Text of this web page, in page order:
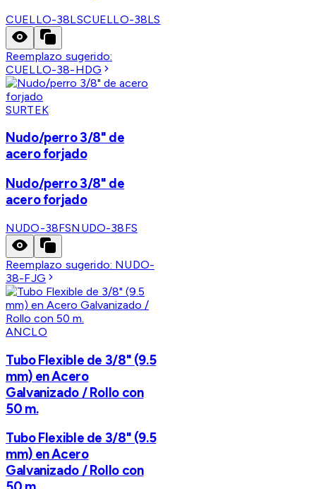
CUELLO-38LSCUELLO-38LS
Reemplazo sugerido:
CUELLO-38-HDG
SURTEK
Nudo/perro 3/8" de
acero forjado
Nudo/perro 3/8" de
acero forjado
NUDO-38FSNUDO-38FS
Reemplazo sugerido: NUDO-
38-FJG
ANCLO
Tubo Flexible de 3/8" (9.5
mm) en Acero
Galvanizado / Rollo con
50 m.
Tubo Flexible de 3/8" (9.5
mm) en Acero
Galvanizado / Rollo con